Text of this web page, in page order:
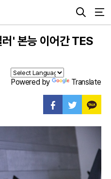
' 본능 이어간 TES
Powered by Translate